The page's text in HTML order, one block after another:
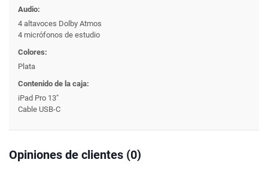
Audio:
4 altavoces Dolby Atmos
4 micrófonos de estudio
Colores:
Plata
Contenido de la caja:
iPad Pro 13"
Cable USB-C
Opiniones de clientes (0)